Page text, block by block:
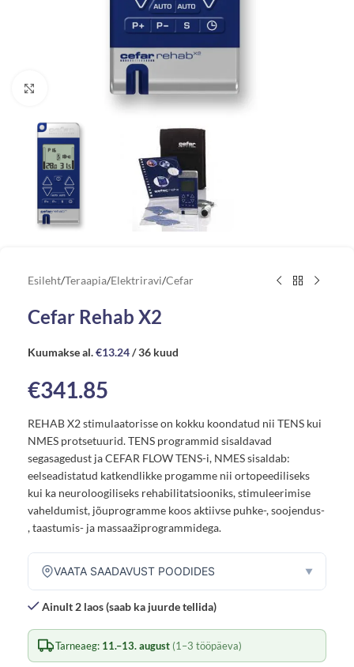
Vaata suuremat pilti
Esileht/Teraapia/Elektriravi/Cefar
Cefar Rehab X2
Kuumakse al.€13.24/ 36 kuud
€341.85
REHAB X2 stimulaatorisse on kokku koondatud nii TENS kui
NMES protsetuurid. TENS programmid sisaldavad
segasagedust ja CEFAR FLOW TENS-i, NMES sisaldab:
eelseadistatud katkendlikke progamme nii ortopeediliseks
kui ka neuroloogiliseks rehabilitatsiooniks, stimuleerimise
vaheldumist, jõuprogramme koos aktiivse puhke-, soojendus-
, taastumis- ja massaažiprogrammidega.
VAATA SAADAVUST POODIDES ▼
Ainult 2 laos (saab ka juurde tellida)
Tarneaeg: 11.–13. august (1–3 tööpäeva)